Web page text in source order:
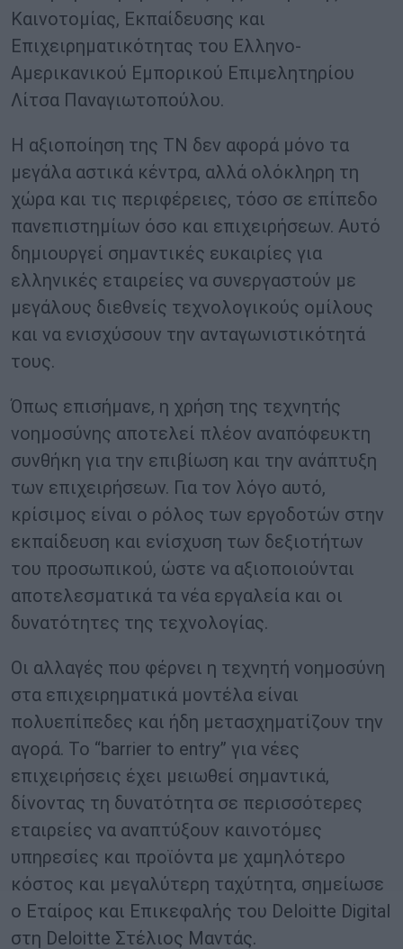
Καινοτομίας, Εκπαίδευσης και
Επιχειρηματικότητας του Ελληνο-
Αμερικανικού Εμπορικού Επιμελητηρίου
Λίτσα Παναγιωτοπούλου.
Η αξιοποίηση της ΤΝ δεν αφορά μόνο τα
μεγάλα αστικά κέντρα, αλλά ολόκληρη τη
χώρα και τις περιφέρειες, τόσο σε επίπεδο
πανεπιστημίων όσο και επιχειρήσεων. Αυτό
δημιουργεί σημαντικές ευκαιρίες για
ελληνικές εταιρείες να συνεργαστούν με
μεγάλους διεθνείς τεχνολογικούς ομίλους
και να ενισχύσουν την ανταγωνιστικότητά
τους.
Όπως επισήμανε, η χρήση της τεχνητής
νοημοσύνης αποτελεί πλέον αναπόφευκτη
συνθήκη για την επιβίωση και την ανάπτυξη
των επιχειρήσεων. Για τον λόγο αυτό,
κρίσιμος είναι ο ρόλος των εργοδοτών στην
εκπαίδευση και ενίσχυση των δεξιοτήτων
του προσωπικού, ώστε να αξιοποιούνται
αποτελεσματικά τα νέα εργαλεία και οι
δυνατότητες της τεχνολογίας.
Οι αλλαγές που φέρνει η τεχνητή νοημοσύνη
στα επιχειρηματικά μοντέλα είναι
πολυεπίπεδες και ήδη μετασχηματίζουν την
αγορά. Το “barrier to entry” για νέες
επιχειρήσεις έχει μειωθεί σημαντικά,
δίνοντας τη δυνατότητα σε περισσότερες
εταιρείες να αναπτύξουν καινοτόμες
υπηρεσίες και προϊόντα με χαμηλότερο
κόστος και μεγαλύτερη ταχύτητα, σημείωσε
ο Εταίρος και Επικεφαλής του Deloitte Digital
στη Deloitte Στέλιος Μαντάς.